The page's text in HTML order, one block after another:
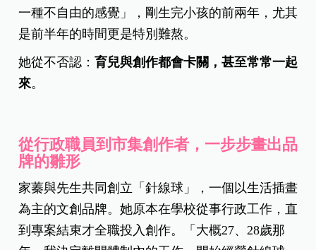
一種不自由的感覺」，剛生完小孩的前兩年，尤其
是前半年的時間更是特別難熬。
她從不否認：育兒與創作都會卡關，甚至常常一起
來。
從行政職員到市集創作者，一步步畫出品
牌的雛形
家蓁與先生共同創立「針線球」，一個以生活插畫
為主的文創品牌。她原本在學校從事行政工作，直
到專案結束才全職投入創作。「大概27、28歲那